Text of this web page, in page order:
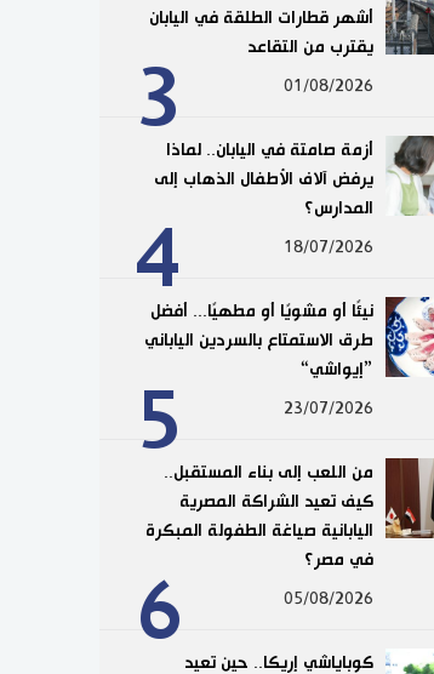
3
أشهر قطارات الطلقة في اليابان
يقترب من التقاعد
01/08/2026
4
أزمة صامتة في اليابان.. لماذا
يرفض آلاف الأطفال الذهاب إلى
المدارس؟
18/07/2026
5
نيئًا أو مشويًا أو مطهيًا... أفضل
طرق الاستمتاع بالسردين الياباني
”إيواشي“
23/07/2026
6
من اللعب إلى بناء المستقبل..
كيف تعيد الشراكة المصرية
اليابانية صياغة الطفولة المبكرة
في مصر؟
05/08/2026
كوباياشي إريكا.. حين تعيد